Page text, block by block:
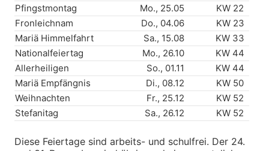
Pfingstmontag
Mo., 25.05
KW 22
Fronleichnam
Do., 04.06
KW 23
Mariä Himmelfahrt
Sa., 15.08
KW 33
Nationalfeiertag
Mo., 26.10
KW 44
Allerheiligen
So., 01.11
KW 44
Mariä Empfängnis
Di., 08.12
KW 50
Weihnachten
Fr., 25.12
KW 52
Stefanitag
Sa., 26.12 KW 52
Diese Feiertage sind arbeits- und schulfrei. Der 24.